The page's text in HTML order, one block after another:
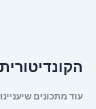
עוד מתכונים